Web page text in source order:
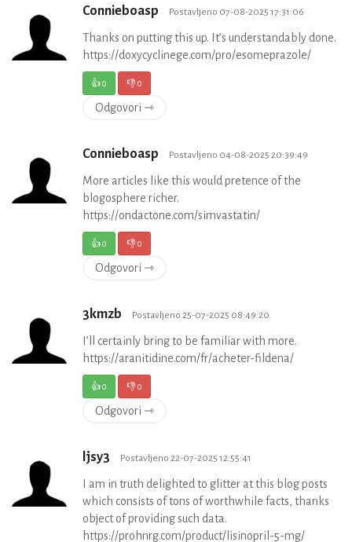
Connieboasp Postavljeno 07-08-2025 17:31:06
Thanks on putting this up. It’s understandably done.
https://doxycyclinege.com/pro/esomeprazole/
👍0 👎0
Odgovori ⇾
Connieboasp Postavljeno 04-08-2025 20:39:49
More articles like this would pretence of the
blogosphere richer.
https://ondactone.com/simvastatin/
👍0 👎0
Odgovori ⇾
3kmzb Postavljeno 25-07-2025 08:49:20
I’ll certainly bring to be familiar with more.
https://aranitidine.com/fr/acheter-fildena/
👍0 👎0
Odgovori ⇾
ljsy3 Postavljeno 22-07-2025 12:55:41
I am in truth delighted to glitter at this blog posts
which consists of tons of worthwhile facts, thanks
object of providing such data.
https://prohnrg.com/product/lisinopril-5-mg/